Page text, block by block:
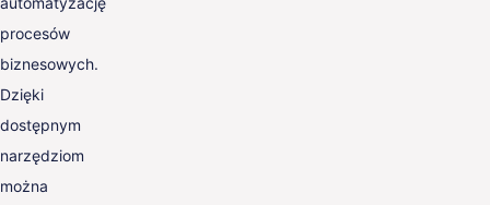
procesów
biznesowych.
Dzięki
dostępnym
narzędziom
można